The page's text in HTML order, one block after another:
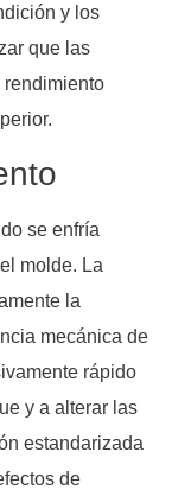
y los
que las
se enfría
molde. La
la
mecánica de
rápido
y a alterar las
estandarizada
de